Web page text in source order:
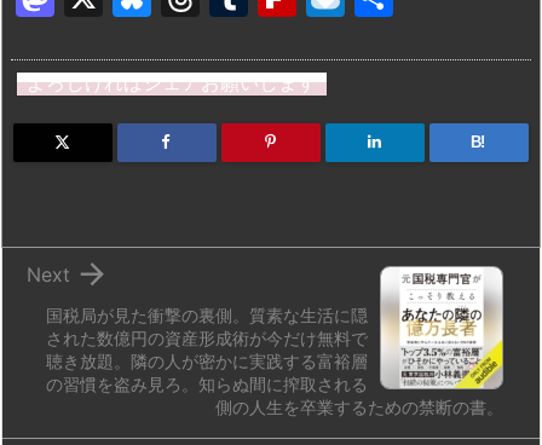
st
o
d
e
s
k
e
a
d
m
bl
r
b
o
ar
n
dr
o
よろしければシェアお願いします
B!
国税局が見た衝撃の裏側。質素な生活に隠
された数億円の資産形成術が今だけ無料で
聴き放題。隣の人が密かに実践する富裕層
の習慣を盗み見ろ。知らぬ間に搾取される
側の人生を卒業するための禁断の書。

Next